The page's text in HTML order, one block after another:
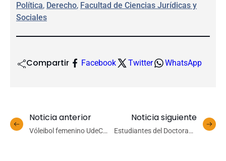
Política, Derecho, Facultad de Ciencias Jurídicas y
Sociales
Compartir Facebook Twitter WhatsApp
Noticia anterior
Vóleibol femenino UdeC
Noticia siguiente
Estudiantes del Doctorado